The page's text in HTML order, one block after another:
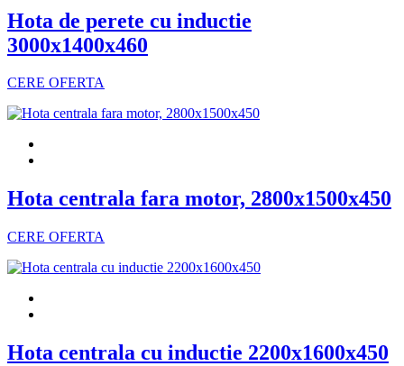
Hota de perete cu inductie
3000x1400x460
CERE OFERTA
Hota centrala fara motor, 2800x1500x450
CERE OFERTA
Hota centrala cu inductie 2200x1600x450